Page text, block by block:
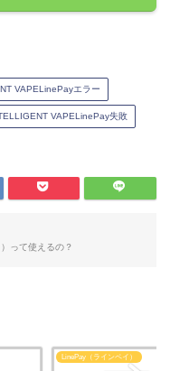
VAPELinePayエラー
VAPELinePay失敗
って使えるの？
イ） LinePay（ラインペ